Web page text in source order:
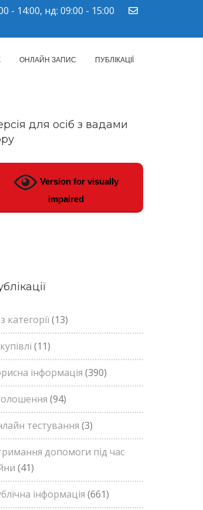
- 14:00, нд: 09:00 - 15:00
ОНЛАЙН ЗАПИС ПУБЛІКАЦІЇ
для осіб з вадами
Version for visually
impaired
категорії(13)
(11)
інформація (390)
(94)
тестування (3)
допомоги під час
(41)
інформація (661)